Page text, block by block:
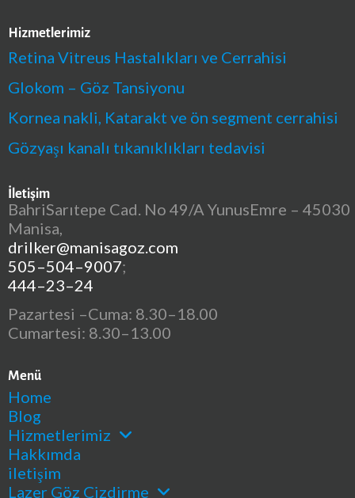
Hizmetlerimiz
Retina Vitreus Hastalıkları ve Cerrahisi
Glokom – Göz Tansiyonu
Kornea nakli, Katarakt ve ön segment cerrahisi
Gözyaşı kanalı tıkanıklıkları tedavisi
İletişim
BahriSarıtepe Cad. No 49/A YunusEmre – 45030
Manisa,
drilker@manisagoz.com
505–504–9007;
444–23–24
Pazartesi –Cuma: 8.30–18.00
Cumartesi: 8.30–13.00
Menü
Home
Blog
Hizmetlerimiz
Hakkımda
iletişim
Lazer Göz Çizdirme